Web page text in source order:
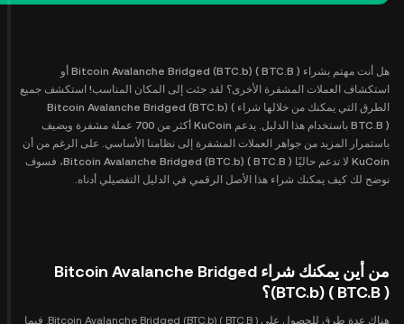
هل أنت مهتم بشراء Bitcoin Avalanche Bridged (BTC.b) ( BTC.B ) أو
استكشاف العملات المشفرة الأخرى؟ لقد جئت إلى المكان المناسب! استكشف جميع
الطرق التي يمكنك من خلالها شراء Bitcoin Avalanche Bridged (BTC.b) (
BTC.B ) باستخدام هذا الدليل. يدعم KuCoin أكثر من 700 عملة مشفرة ويضيف
باستمرار المزيد من جواهر العملات المشفرة إلى نظامنا الأساسي. على الرغم من أن
KuCoin لا تدعم حاليًا Bitcoin Avalanche Bridged (BTC.b) ( BTC.B )، فسوف
نوضح لك كيف يمكنك شراء هذا الأصل الرقمي في الدليل التفصيلي أدناه.
من أين يمكنك شراء Bitcoin Avalanche Bridged
(BTC.b) ( BTC.B )؟
هناك عدة طرق للحصول على Bitcoin Avalanche Bridged (BTC.b) ( BTC.B ). فيما